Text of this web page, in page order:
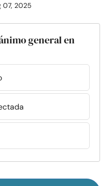
07, 2025
general en